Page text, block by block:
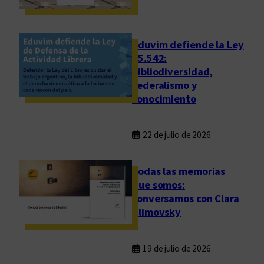
s
j
e
z
Eduvim defiende la Ley
25.542:
bibliodiversidad,
federalismo y
conocimiento
22 de julio de 2026
Todas las memorias
que somos:
conversamos con Clara
Klimovsky
19 de julio de 2026